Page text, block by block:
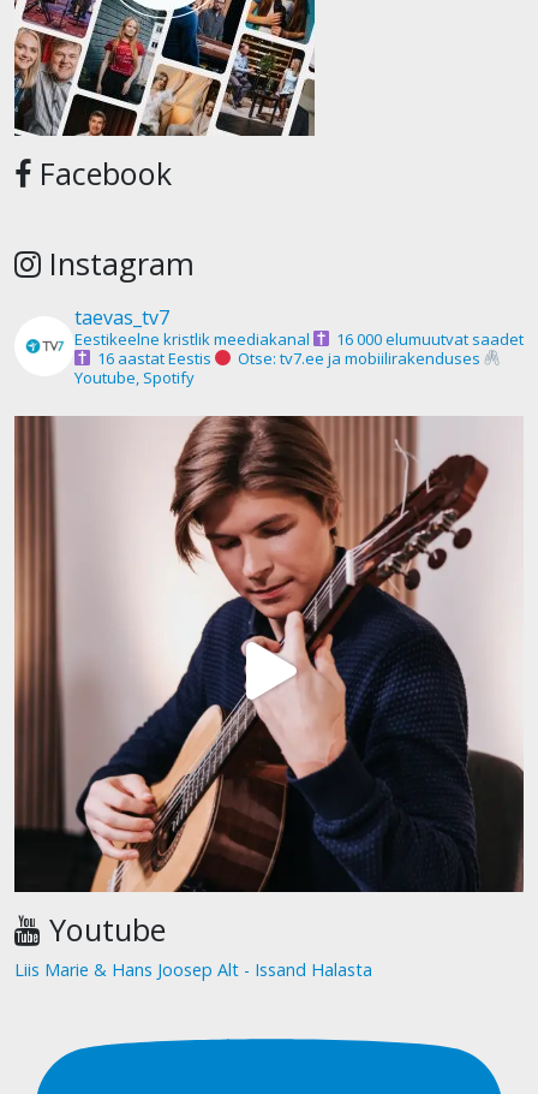
Facebook
Instagram
taevas_tv7
Eestikeelne kristlik meediakanal
16 000 elumuutvat saadet
16 aastat Eestis
Otse: tv7.ee ja mobiilirakenduses
Youtube, Spotify
Youtube
Liis Marie & Hans Joosep Alt - Issand Halasta